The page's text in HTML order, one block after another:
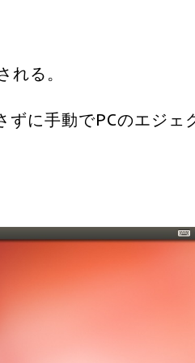
る。
に手動でPCのエジェ